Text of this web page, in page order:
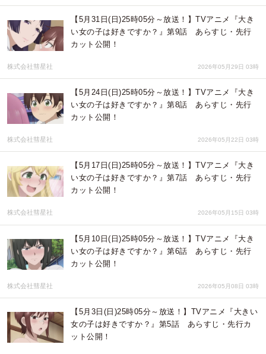
【5月31日(日)25時05分～放送！】TVアニメ『大き
い女の子は好きですか？』第9話 あらすじ・先行
カット公開！
株式会社彗星社 2026年05月29日 03時
【5月24日(日)25時05分～放送！】TVアニメ『大き
い女の子は好きですか？』第8話 あらすじ・先行
カット公開！
株式会社彗星社 2026年05月22日 03時
【5月17日(日)25時05分～放送！】TVアニメ『大き
い女の子は好きですか？』第7話 あらすじ・先行
カット公開！
株式会社彗星社 2026年05月15日 03時
【5月10日(日)25時05分～放送！】TVアニメ『大き
い女の子は好きですか？』第6話 あらすじ・先行
カット公開！
株式会社彗星社 2026年05月08日 03時
【5月3日(日)25時05分～放送！】TVアニメ『大きい
女の子は好きですか？』第5話 あらすじ・先行カ
ット公開！